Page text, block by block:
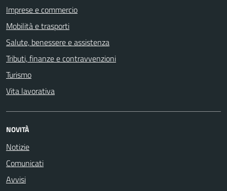
Imprese e commercio
Mobilità e trasporti
Salute, benessere e assistenza
Tributi, finanze e contravvenzioni
Turismo
Vita lavorativa
NOVITÀ
Notizie
Comunicati
Avvisi